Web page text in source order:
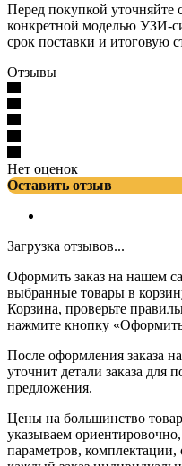
Перед покупкой уточняйте
конкретной моделью УЗИ-
срок поставки и итоговую
Отзывы
Нет оценок
Оставить отзыв
Загрузка отзывов...
Оформить заказ на нашем
выбранные товары в
Корзина, проверьте
нажмите кнопку «Оформить
После оформления заказа
уточнит детали заказа для
предложения.
Цены на большинство
указываем
параметров,